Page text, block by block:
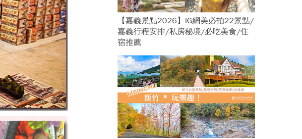
【嘉義景點2026】IG網美必拍22景點/
嘉義行程安排/私房秘境/必吃美食/住
宿推薦